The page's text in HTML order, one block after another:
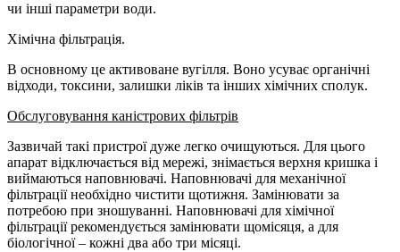
чи інші параметри води.
Хімічна фільтрація.
В основному це активоване вугілля. Воно усуває органічні
відходи, токсини, залишки ліків та інших хімічних сполук.
Обслуговування каністрових фільтрів
Зазвичай такі пристрої дуже легко очищуються. Для цього
апарат відключається від мережі, знімається верхня кришка і
виймаються наповнювачі. Наповнювачі для механічної
фільтрації необхідно чистити щотижня. Замінювати за
потребою при зношуванні. Наповнювачі для хімічної
фільтрації рекомендується замінювати щомісяця, а для
біологічної – кожні два або три місяці.